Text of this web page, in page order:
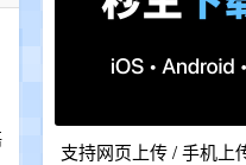
支持网页上传 / 手机上